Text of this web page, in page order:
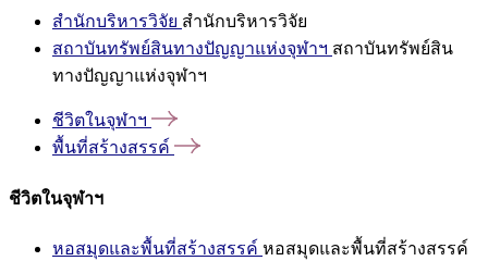
สำนักบริหารวิจัย สำนักบริหารวิจัย
สถาบันทรัพย์สินทางปัญญาแห่งจุฬาฯ สถาบันทรัพย์สิน
ทางปัญญาแห่งจุฬาฯ
ชีวิตในจุฬาฯ
พื้นที่สร้างสรรค์
ชีวิตในจุฬาฯ
หอสมุดและพื้นที่สร้างสรรค์ หอสมุดและพื้นที่สร้างสรรค์